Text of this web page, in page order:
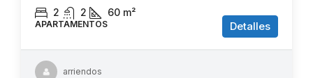
2 2 60 m²
APARTAMENTOS Detalles
arriendos